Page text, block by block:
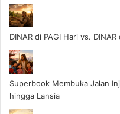
DINAR di PAGI Hari vs. DINAR
Superbook Membuka Jalan
hingga Lansia